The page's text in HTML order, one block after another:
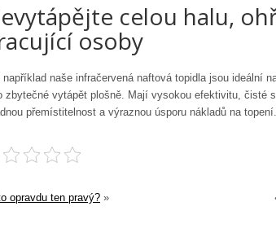
celou halu,
osoby
například naše infračervená naftová topidlajsou ideální
zbytečné vytápět plošně. Mají vysokou efektivitu, čisté
přemístitelnost a výraznou úsporu nákladů na
opravdu ten pravý? »